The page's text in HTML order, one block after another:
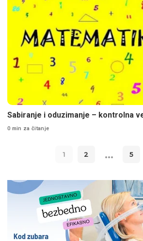
Sabiranje i oduzimanje – kontrolna
0 min za čitanje
1 2 … 5